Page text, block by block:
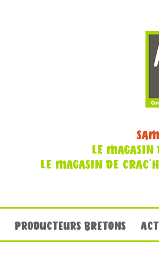
LE MAGASIN
LE MAGASIN DE
PRODUCTEURS BRETONS